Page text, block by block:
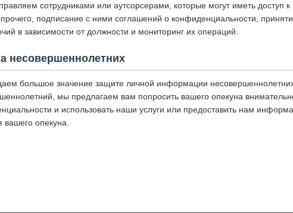
сотрудниками или аутсорсерами, которые могут иметь доступ
подписание с ними соглашений о конфиденциальности,
в зависимости от должности и мониторинг их операций.
несовершеннолетних
большое значение защите личной информации
мы предлагаем вам попросить вашего опекуна
и использовать наши услуги или предоставить нам
вашего опекуна.